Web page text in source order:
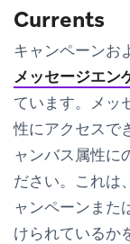
Currents
キャンペーンお
メッセージエン
ています。メッ
性にアクセスで
ャンバス属性に
ださい。これは
ャンペーンまた
けられているか